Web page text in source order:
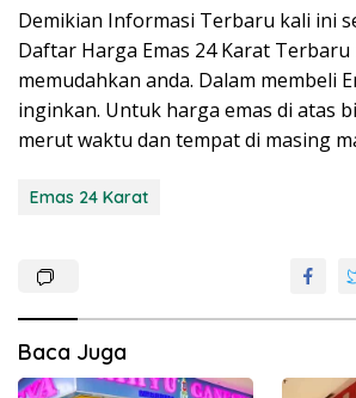
Demikian Informasi Terbaru kali ini
Daftar Harga Emas 24 Karat Terbaru
memudahkan anda. Dalam membeli
inginkan. Untuk harga emas di atas
merut waktu dan tempat di masing
Emas 24 Karat
Baca Juga